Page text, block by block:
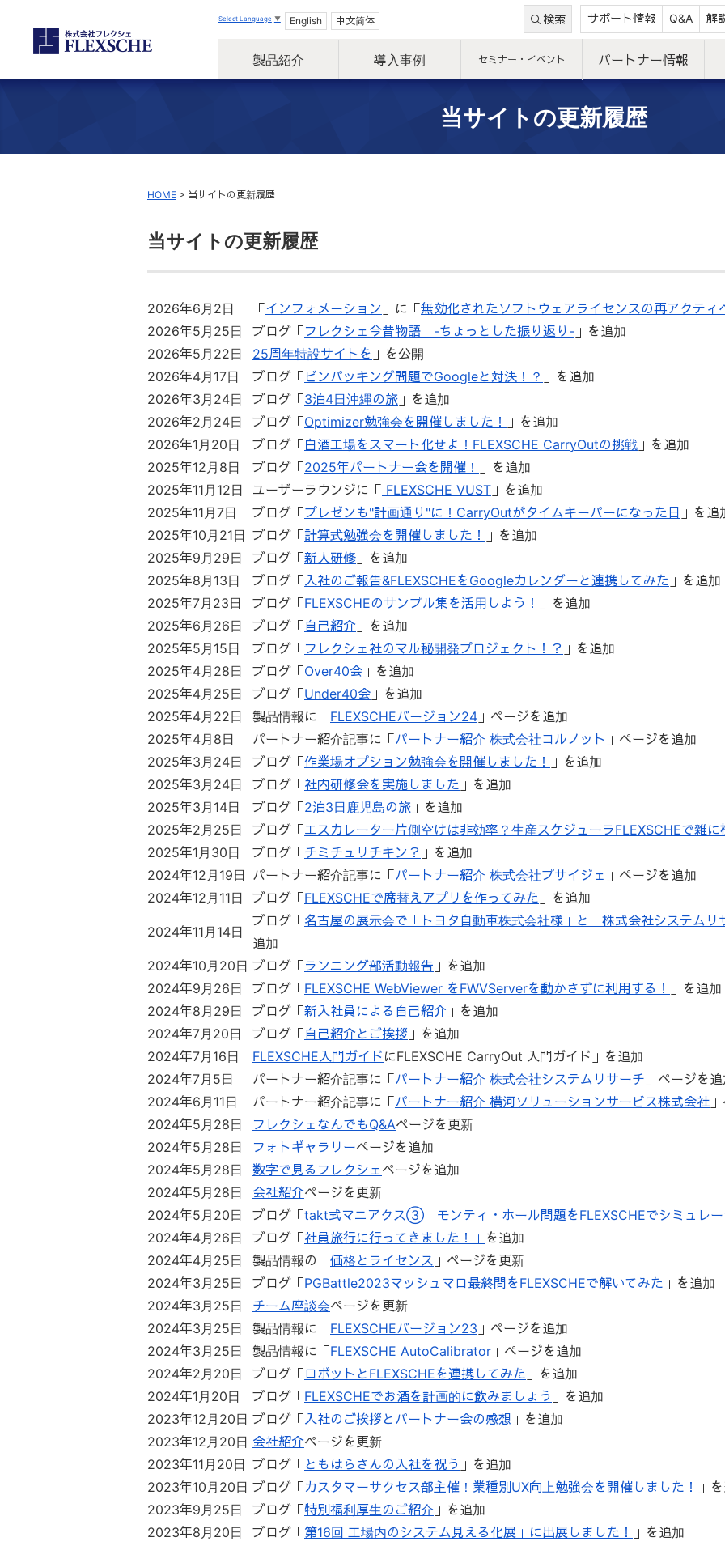
Select Language ▼ English 中文简体 検索 サポート情報 Q&A 解
製品紹介 導入事例 セミナー・イベント パートナー情報
当サイトの更新履歴
HOME > 当サイトの更新履歴
当サイトの更新履歴
2026年6月2日 「インフォメーション 」に「無効化されたソフトウェアライセンスの再アクティ
2026年5月25日
ブログ「フレクシェ今昔物語 -ちょっとした振り返り- 」を追加
2026年5月22日
25周年特設サイトを 」を公開
2026年4月17日
ブログ「 ビンパッキング問題でGoogleと対決！？ 」を追加
2026年3月24日
ブログ「3泊4日沖縄の旅 」を追加
2026年2月24日
ブログ「Optimizer勉強会を開催しました！
」を追加
2026年1月20日
ブログ「白酒工場をスマート化せよ！FLEXSCHE CarryOutの挑戦 」を追加
2025年12月8日
ブログ「2025年パートナー会を開催！
」を追加
2025年11月12日
ユーザーラウンジに「 FLEXSCHE VUST 」を追加
2025年11月7日
ブログ「プレゼンも"計画通り"に！CarryOutがタイムキーパーになった日 」を追
2025年10月21日 ブログ「計算式勉強会を開催しました！
」を追加
2025年9月29日
ブログ「新人研修 」を追加
2025年8月13日
ブログ「入社のご報告&FLEXSCHEをGoogleカレンダーと連携してみた 」を追加
2025年7月23日
ブログ「FLEXSCHEのサンプル集を活用しよう！
」を追加
2025年6月26日
ブログ「自己紹介 」を追加
2025年5月15日
ブログ「フレクシェ社のマル秘開発プロジェクト！？ 」を追加
2025年4月28日
ブログ「Over40会 」を追加
2025年4月25日
ブログ「Under40会 」を追加
2025年4月22日
製品情報に「FLEXSCHEバージョン24 」ページを追加
2025年4月8日
パートナー紹介記事に「パートナー紹介 株式会社コルノット 」ページを追加
2025年3月24日
ブログ「作業場オプション勉強会を開催しました！
」を追加
2025年3月24日
ブログ「社内研修会を実施しました 」を追加
2025年3月14日
ブログ「2泊3日鹿児島の旅 」を追加
2025年2月25日
ブログ「エスカレーター片側空けは非効率？生産スケジューラFLEXSCHEで雑に
2025年1月30日
ブログ「チミチュリチキン？ 」を追加
2024年12月19日 パートナー紹介記事に「パートナー紹介 株式会社プサイジェ 」ページを追加
2024年12月11日
ブログ「FLEXSCHEで席替えアプリを作ってみた 」を追加
2024年11月14日
ブログ「名古屋の展示会で「トヨタ自動車株式会社様」と「株式会社システム
追加
2024年10月20日 ブログ「ランニング部活動報告 」を追加
2024年9月26日
ブログ「FLEXSCHE WebViewer をFWVServerを動かさずに利用する！
」を追加
2024年8月29日
ブログ「新入社員による自己紹介 」を追加
2024年7月20日
ブログ「自己紹介とご挨拶 」を追加
2024年7月16日
FLEXSCHE入門ガイド にFLEXSCHE CarryOut 入門ガイド」を追加
2024年7月5日
パートナー紹介記事に「パートナー紹介 株式会社システムリサーチ 」ページを
2024年6月11日
パートナー紹介記事に「パートナー紹介 横河ソリューションサービス株式会社
2024年5月28日
フレクシェなんでもQ&Aページを更新
2024年5月28日
フォトギャラリーページを追加
2024年5月28日
数字で見るフレクシェ ページを追加
2024年5月28日
会社紹介ページを更新
2024年5月20日
ブログ「takt式マニアクス③ モンティ・ホール問題をFLEXSCHEでシミュレー
2024年4月26日
ブログ「社員旅行に行ってきました！」 を追加
2024年4月25日
製品情報の「価格とライセンス 」ページを更新
2024年3月25日
ブログ「PGBattle2023マッシュマロ最終問をFLEXSCHEで解いてみた 」を追加
2024年3月25日
チーム座談会ページを更新
2024年3月25日
製品情報に「FLEXSCHEバージョン23 」ページを追加
2024年3月25日
製品情報に「FLEXSCHE AutoCalibrator 」ページを追加
2024年2月20日
ブログ「ロボットとFLEXSCHEを連携してみた 」を追加
2024年1月20日
ブログ「FLEXSCHEでお酒を計画的に飲みましょう 」を追加
2023年12月20日 ブログ「入社のご挨拶とパートナー会の感想 」を追加
2023年12月20日 会社紹介ページを更新
2023年11月20日 ブログ「ともはらさんの入社を祝う 」を追加
2023年10月20日 ブログ「カスタマーサクセス部主催！業種別UX向上勉強会を開催しました！
」
2023年9月25日
ブログ「特別福利厚生のご紹介 」を追加
2023年8月20日
ブログ「第16回 工場内のシステム見える化展」に出展しました！
」を追加